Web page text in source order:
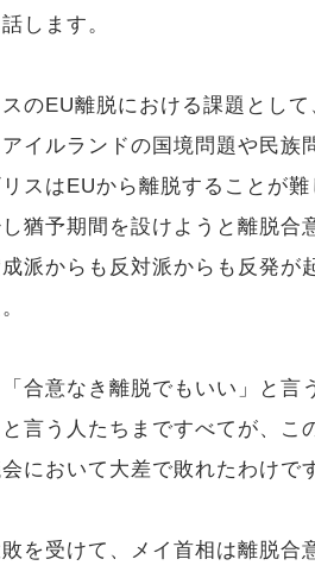
します。
のEU離脱における課題とし
イルランドの国境問題や民族
スはEUから離脱することが
猶予期間を設けようと離脱合
派からも反対派からも反発が
「合意なき離脱でもいい」と
と言う人たちまですべてが、
において大差で敗れたわけで
を受けて、メイ首相は離脱